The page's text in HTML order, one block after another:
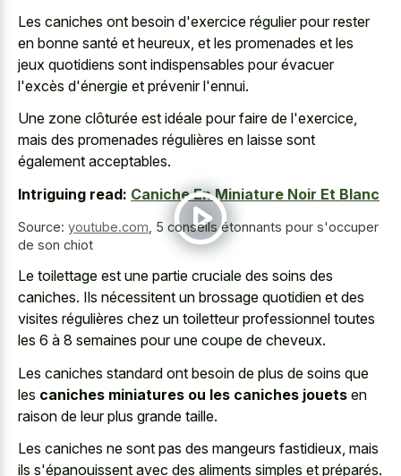
Les caniches ont besoin d'exercice régulier pour rester
en bonne santé et heureux, et les promenades et les
jeux quotidiens sont indispensables pour évacuer
l'excès d'énergie et prévenir l'ennui.
Une zone clôturée est idéale pour faire de l'exercice,
mais des promenades régulières en laisse sont
également acceptables.
Intriguing read: Caniche En Miniature Noir Et Blanc
Source: youtube.com 5 conseils étonnants pour s'occuper
de son chiot
Le toilettage est une partie cruciale des soins des
caniches. Ils nécessitent un brossage quotidien et des
visites régulières chez un toiletteur professionnel toutes
les 6 à 8 semaines pour une coupe de cheveux.
Les caniches standard ont besoin de plus de soins que
les caniches miniatures ou les caniches jouets en
raison de leur plus grande taille.
Les caniches ne sont pas des mangeurs fastidieux, mais
ils s'épanouissent avec des aliments simples et préparés.